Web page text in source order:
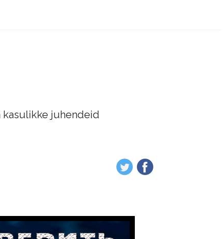
juhendeid